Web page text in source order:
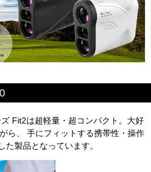
Fit2は超軽量・超コンパクト。大好
ら、 手にフィットする携帯性・操作
製品となっています。